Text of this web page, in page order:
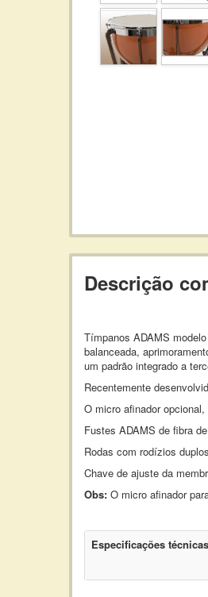
Descrição
Tímpanos ADAMS modelo
balanceada,
um padrão integrado a
Recentemente
O micro afinador
Fustes ADAMS de fibra
Rodas com rodízios
Chave de ajuste da
Obs: O micro afinador
Especificações técnicas